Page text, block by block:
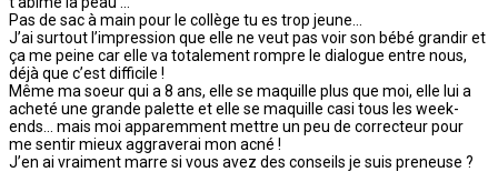
Pas de sac à main pour le collège tu es trop jeune…
J’ai surtout l’impression que elle ne veut pas voir son bébé grandir et
ça me peine car elle va totalement rompre le dialogue entre nous,
déjà que c’est difficile !
Même ma soeur qui a 8 ans, elle se maquille plus que moi, elle lui a
acheté une grande palette et elle se maquille casi tous les week-
ends… mais moi apparemment mettre un peu de correcteur pour
me sentir mieux aggraverai mon acné !
J’en ai vraiment marre si vous avez des conseils je suis preneuse ?